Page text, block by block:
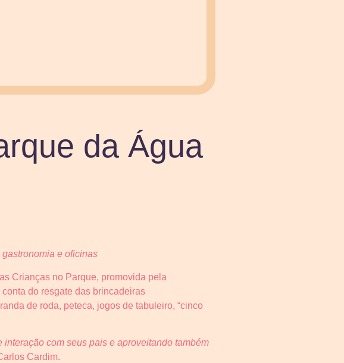
da Água
e oficinas
Crianças no Parque, promovida pela
do resgate das brincadeiras
de roda, peteca, jogos de tabuleiro, “cinco
com seus pais e aproveitando também
Cardim.